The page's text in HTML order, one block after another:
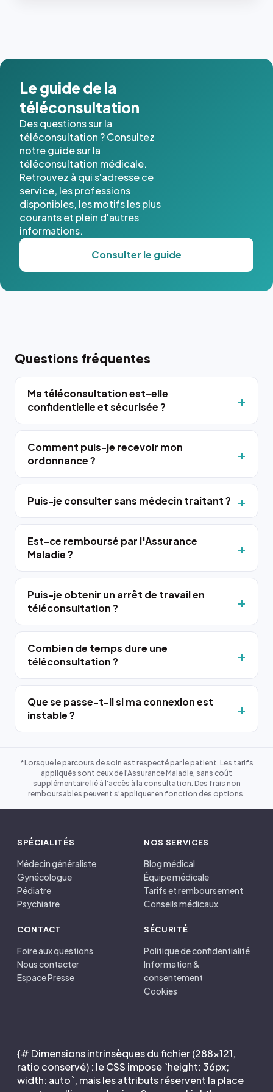
cas. #}
Le guide de la
téléconsultation
Des questions sur la
téléconsultation ? Consultez
notre guide sur la
téléconsultation médicale.
Retrouvez à qui s'adresse ce
service, les professions
disponibles, les motifs les plus
courants et plein d'autres
informations.
Consulter le guide
Questions fréquentes
Ma téléconsultation est-elle
confidentielle et sécurisée ?
Comment puis-je recevoir mon
ordonnance ?
Puis-je consulter sans médecin traitant ?
Est-ce remboursé par l'Assurance
Maladie ?
Puis-je obtenir un arrêt de travail en
téléconsultation ?
Combien de temps dure une
téléconsultation ?
Que se passe-t-il si ma connexion est
instable ?
*Lorsque le parcours de soin est respecté par le patient. Les tarifs
appliqués sont ceux de l'Assurance Maladie, sans coût
supplémentaire lié à l'accès à la consultation. Des frais non
remboursables peuvent s'appliquer en fonction des options.
SPÉCIALITÉS
Médecin généraliste
Gynécologue
Pédiatre
Psychiatre
NOS SERVICES
Blog médical
Équipe médicale
Tarifs et remboursement
Conseils médicaux
CONTACT
Foire aux questions
Nous contacter
Espace Presse
SÉCURITÉ
Politique de confidentialité
Information &
consentement
Cookies
{# Dimensions intrinsèques du fichier (288×121,
ratio conservé) : le CSS impose `height: 36px;
width: auto`, mais les attributs réservent la place